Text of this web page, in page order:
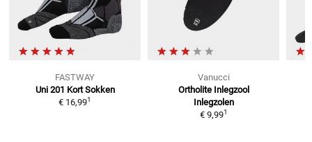
FASTWAY
Uni 201 Kort Sokken
€ 16,991
Vanucci
Ortholite Inlegzool
Inlegzolen
€ 9,991